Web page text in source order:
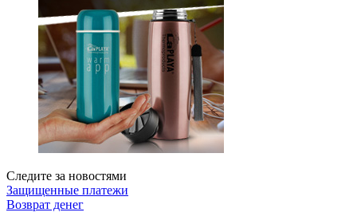
Следите за новостями
Защищенные платежи
Возврат денег